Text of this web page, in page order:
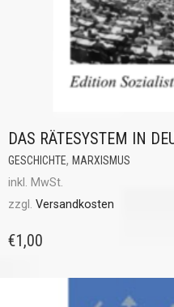
DAS RÄTESYSTEM IN
GESCHICHTE, MARXISMUS
inkl. MwSt.
zzgl. Versandkosten
€1,00